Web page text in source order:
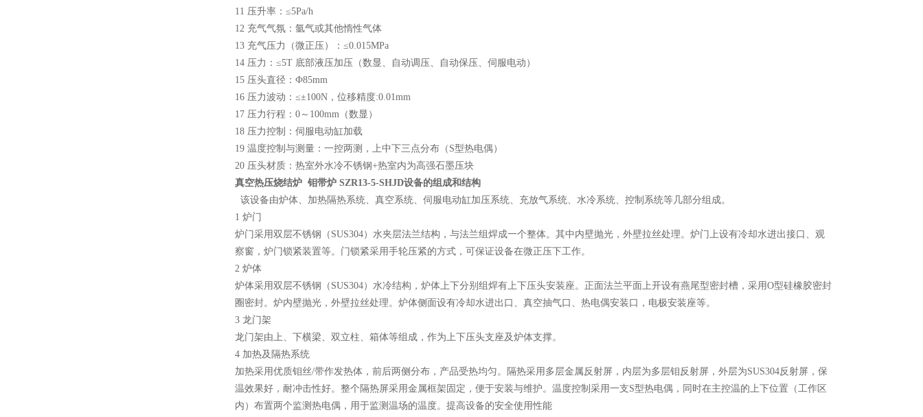
11 压升率：≤5Pa/h
12 充气气氛：氩气或其他惰性气体
13 充气压力（微正压）：≤0.015MPa
14 压力：≤5T 底部液压加压（数显、自动调压、自动保压、伺服电动）
15 压头直径：Ф85mm
16 压力波动：≤±100N，位移精度:0.01mm
17 压力行程：0～100mm（数显）
18 压力控制：伺服电动缸加载
19 温度控制与测量：一控两测，上中下三点分布（S型热电偶）
20 压头材质：热室外水冷不锈钢+热室内为高强石墨压块
真空热压烧结炉 钼带炉 SZR13-5-SHJD设备的组成和结构
该设备由炉体、加热隔热系统、真空系统、伺服电动缸加压系统、充放气系统、水冷系统、控制系统等几部分组成。
1 炉门
炉门采用双层不锈钢（SUS304）水夹层法兰结构，与法兰组焊成一个整体。其中内壁抛光，外壁拉丝处理。炉门上设有冷却水进出接口、观
察窗，炉门锁紧装置等。门锁紧采用手轮压紧的方式，可保证设备在微正压下工作。
2 炉体
炉体采用双层不锈钢（SUS304）水冷结构，炉体上下分别组焊有上下压头安装座。正面法兰平面上开设有燕尾型密封槽，采用O型硅橡胶密封
圈密封。炉内壁抛光，外壁拉丝处理。炉体侧面设有冷却水进出口、真空抽气口、热电偶安装口，电极安装座等。
3 龙门架
龙门架由上、下横梁、双立柱、箱体等组成，作为上下压头支座及炉体支撑。
4 加热及隔热系统
加热采用优质钼丝/带作发热体，前后两侧分布，产品受热均匀。隔热采用多层金属反射屏，内层为多层钼反射屏，外层为SUS304反射屏，保
温效果好，耐冲击性好。整个隔热屏采用金属框架固定，便于安装与维护。温度控制采用一支S型热电偶，同时在主控温的上下位置（工作区
内）布置两个监测热电偶，用于监测温场的温度。提高设备的安全使用性能